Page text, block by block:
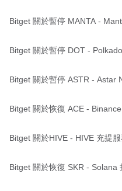
Bitget 關於暫停 MANTA -
Bitget 關於暫停 DOT -
Bitget 關於暫停 ASTR - Astar
Bitget 關於恢復 ACE -
Bitget 關於HIVE - HIVE 充提
Bitget 關於恢復 SKR - Solana